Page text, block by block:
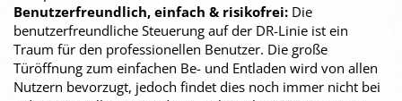
Benutzerfreundlich, einfach & risikofrei: Die
benutzerfreundliche Steuerung auf der DR-Linie ist ein
Traum für den professionellen Benutzer. Die große
Türöffnung zum einfachen Be- und Entladen wird von allen
Nutzern bevorzugt, jedoch findet dies noch immer nicht bei